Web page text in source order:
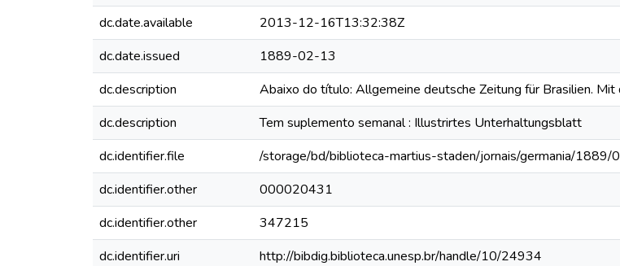
dc.date.available
2013-12-16T13:32:38Z
dc.date.issued
1889-02-13
dc.description
Abaixo do título: Allgemeine deutsche Zeitung für Brasilien.
dc.description
Tem suplemento semanal : Illustrirtes Unterhaltungsblatt
dc.identifier.file
/storage/bd/biblioteca-martius-staden/jornais/germania/1889/
dc.identifier.other
000020431
dc.identifier.other
347215
dc.identifier.uri
http://bibdig.biblioteca.unesp.br/handle/10/24934